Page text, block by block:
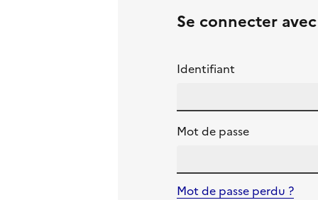
Se connecter
Identifiant
Mot de passe
Mot de passe perdu ?